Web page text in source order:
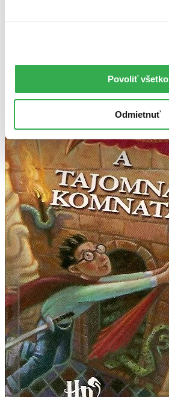
Povoliť všetko
Odmietnuť